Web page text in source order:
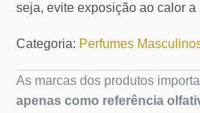
seja, evite exposição ao calor a
Categoria: Perfumes
As marcas dos produtos
apenas como referência